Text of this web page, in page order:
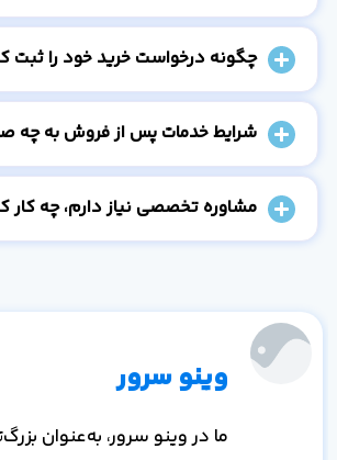
چگونه درخواست خرید خود را ثبت
شرایط خدمات پس از فروش به چه
مشاوره تخصصی نیاز دارم، چه کار
وینو سرور
ما در وینو سرور، به‌عنوان